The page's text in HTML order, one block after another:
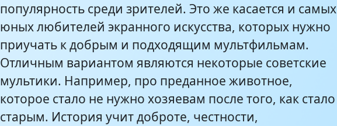
популярность среди зрителей. Это же касается и самых
юных любителей экранного искусства, которых нужно
приучать к добрым и подходящим мультфильмам.
Отличным вариантом являются некоторые советские
мультики. Например, про преданное животное,
которое стало не нужно хозяевам после того, как стало
старым. История учит доброте, честности,